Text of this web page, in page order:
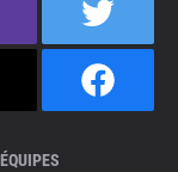
ÉQUIPES